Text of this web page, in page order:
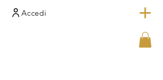
Accedi